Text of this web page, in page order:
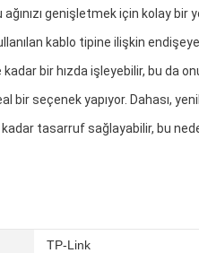
genişletmek için kolay bir
kablo tipine ilişkin
bir hızda işleyebilir, bu da
bir seçenek yapıyor. Dahası,
tasarruf sağlayabilir, bu
‎TP-Link